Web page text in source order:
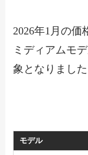
2026年1月の価
ミディアムモ
象となりました
モデル